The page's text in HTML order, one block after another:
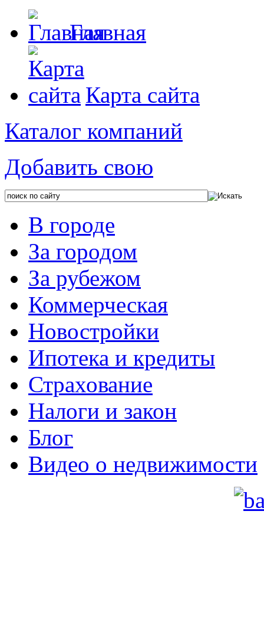
Главная
Карта сайта
Каталог компаний
Добавить свою
В городе
За городом
За рубежом
Коммерческая
Новостройки
Ипотека и кредиты
Страхование
Налоги и закон
Блог
Видео о недвижимости